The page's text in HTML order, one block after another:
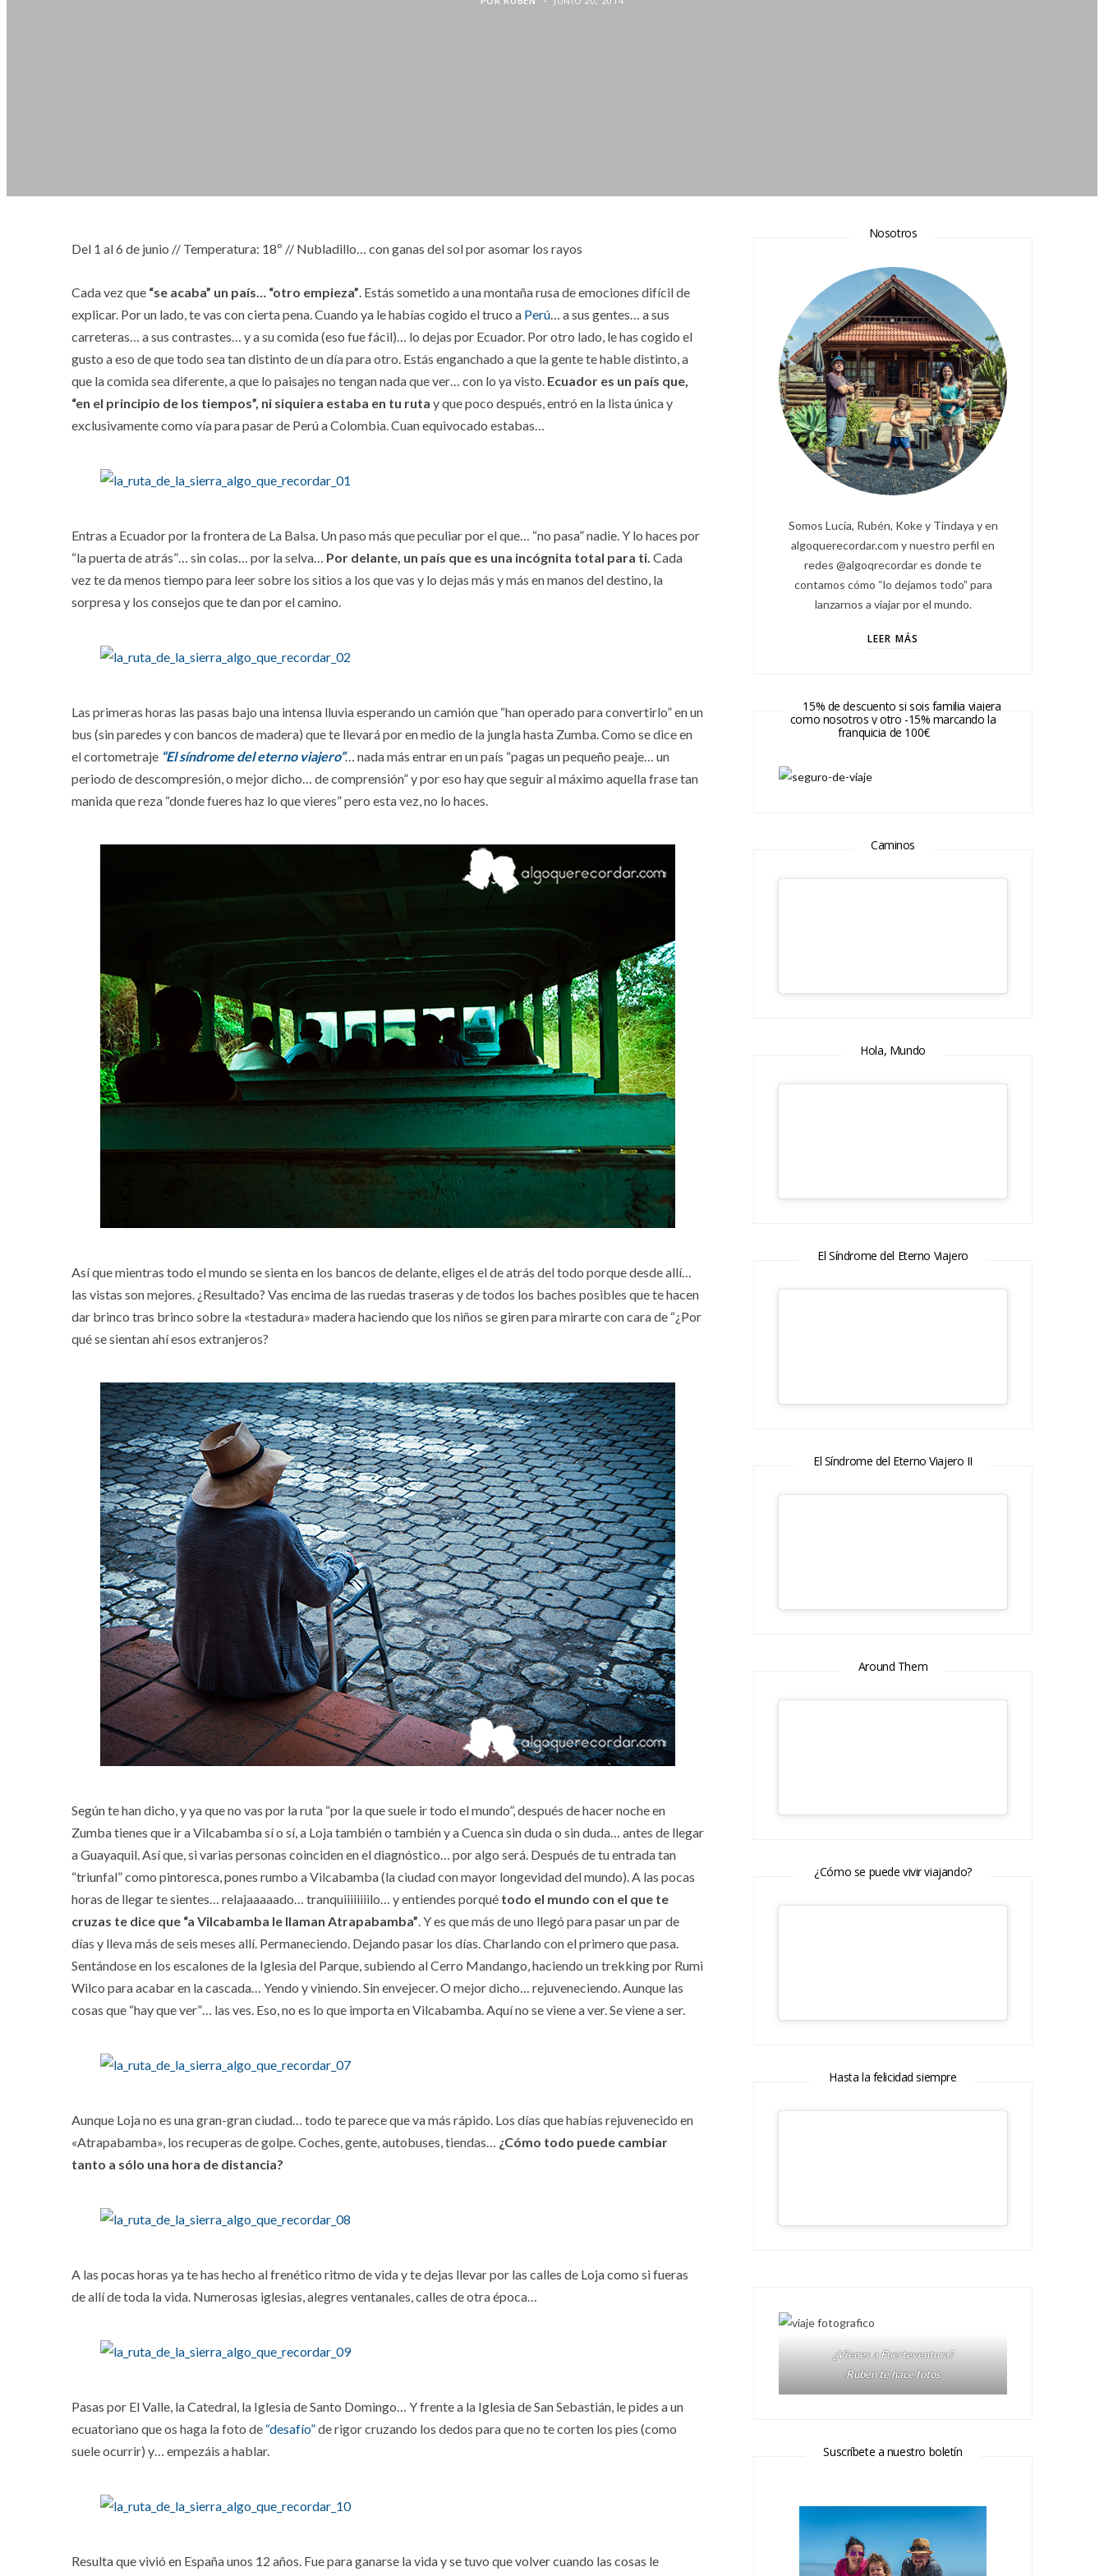
Del 1 al 6 de junio // Temperatura: 18º // Nubladillo… con ganas del sol por asomar los rayos
Cada vez que “se acaba” un país… “otro empieza”. Estás sometido a una montaña rusa de emociones difícil de
explicar. Por un lado, te vas con cierta pena. Cuando ya le habías cogido el truco a Perú… a sus gentes… a sus
carreteras… a sus contrastes… y a su comida (eso fue fácil)… lo dejas por Ecuador. Por otro lado, le has cogido el
gusto a eso de que todo sea tan distinto de un día para otro. Estás enganchado a que la gente te hable distinto, a
que la comida sea diferente, a que lo paisajes no tengan nada que ver… con lo ya visto. Ecuador es un país que,
“en el principio de los tiempos”, ni siquiera estaba en tu ruta y que poco después, entró en la lista única y
exclusivamente como vía para pasar de Perú a Colombia. Cuan equivocado estabas…
Entras a Ecuador por la frontera de La Balsa. Un paso más que peculiar por el que… “no pasa” nadie. Y lo haces por
“la puerta de atrás”… sin colas… por la selva… Por delante, un país que es una incógnita total para ti. Cada
vez te da menos tiempo para leer sobre los sitios a los que vas y lo dejas más y más en manos del destino, la
sorpresa y los consejos que te dan por el camino.
Las primeras horas las pasas bajo una intensa lluvia esperando un camión que “han operado para convertirlo” en un
bus (sin paredes y con bancos de madera) que te llevará por en medio de la jungla hasta Zumba. Como se dice en
el cortometraje “El síndrome del eterno viajero”… nada más entrar en un país “pagas un pequeño peaje… un
periodo de descompresión, o mejor dicho… de comprensión” y por eso hay que seguir al máximo aquella frase tan
manida que reza “donde fueres haz lo que vieres” pero esta vez, no lo haces.
Así que mientras todo el mundo se sienta en los bancos de delante, eliges el de atrás del todo porque desde allí…
las vistas son mejores. ¿Resultado? Vas encima de las ruedas traseras y de todos los baches posibles que te hacen
dar brinco tras brinco sobre la «testadura» madera haciendo que los niños se giren para mirarte con cara de “¿Por
qué se sientan ahí esos extranjeros?
Según te han dicho, y ya que no vas por la ruta “por la que suele ir todo el mundo”, después de hacer noche en
Zumba tienes que ir a Vilcabamba sí o sí, a Loja también o también y a Cuenca sin duda o sin duda… antes de llegar
a Guayaquil. Así que, si varias personas coinciden en el diagnóstico… por algo será. Después de tu entrada tan
“triunfal” como pintoresca, pones rumbo a Vilcabamba (la ciudad con mayor longevidad del mundo). A las pocas
horas de llegar te sientes… relajaaaaado… tranquiiiiiiiilo… y entiendes porqué todo el mundo con el que te
cruzas te dice que “a Vilcabamba le llaman Atrapabamba”. Y es que más de uno llegó para pasar un par de
días y lleva más de seis meses allí. Permaneciendo. Dejando pasar los días. Charlando con el primero que pasa.
Sentándose en los escalones de la Iglesia del Parque, subiendo al Cerro Mandango, haciendo un trekking por Rumi
Wilco para acabar en la cascada… Yendo y viniendo. Sin envejecer. O mejor dicho… rejuveneciendo. Aunque las
cosas que “hay que ver”… las ves. Eso, no es lo que importa en Vilcabamba. Aquí no se viene a ver. Se viene a ser.
Aunque Loja no es una gran-gran ciudad… todo te parece que va más rápido. Los días que habías rejuvenecido en
«Atrapabamba», los recuperas de golpe. Coches, gente, autobuses, tiendas… ¿Cómo todo puede cambiar
tanto a sólo una hora de distancia?
A las pocas horas ya te has hecho al frenético ritmo de vida y te dejas llevar por las calles de Loja como si fueras
de allí de toda la vida. Numerosas iglesias, alegres ventanales, calles de otra época…
Pasas por El Valle, la Catedral, la Iglesia de Santo Domingo… Y frente a la Iglesia de San Sebastián, le pides a un
ecuatoriano que os haga la foto de “desafío”de rigor cruzando los dedos para que no te corten los pies (como
suele ocurrir) y… empezáis a hablar.
Resulta que vivió en España unos 12 años. Fue para ganarse la vida y se tuvo que volver cuando las cosas le
Nosotros
Somos Lucía, Rubén, Koke y Tindaya y en
algoquerecordar.com y nuestro perfil en
redes @algoqrecordar es donde te
contamos cómo “lo dejamos todo” para
lanzarnos a viajar por el mundo.
LEER MÁS
15% de descuento si sois familia viajera
como nosotros y otro -15% marcando la
franquicia de 100€
Caminos
Hola, Mundo
El Síndrome del Eterno Viajero
El Síndrome del Eterno Viajero II
Around Them
¿Cómo se puede vivir viajando?
Hasta la felicidad siempre
¿Vienes a Fuerteventura?
Ruben te hace fotos
Suscríbete a nuestro boletín